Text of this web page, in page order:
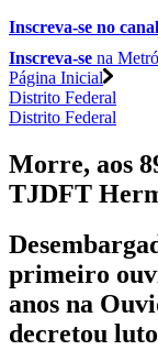
Inscreva-se no canal
Inscreva-se na
Página Inicial
Distrito Federal
Distrito Federal
Morre, aos
TJDFT
primeiro
anos na
decretou